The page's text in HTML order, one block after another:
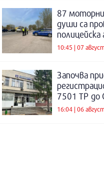
87
души са
10:45 | 07
Започва
7501 ТР до
16:04 | 06